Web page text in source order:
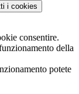
i cookies
consentire.
della
potete